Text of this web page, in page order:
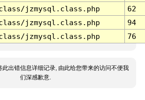
jzmysql.class.php
62
jzmysql.class.php
94
jzmysql.class.php 76
此出错信息详细记录, 由此给您带来的访问不便我
们深感歉意.